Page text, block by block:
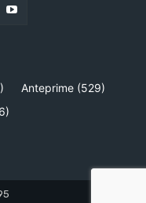
Anteprime (529)